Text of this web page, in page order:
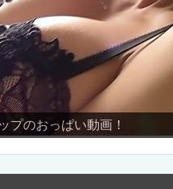
☆性戯の伝道師！水嶋かお